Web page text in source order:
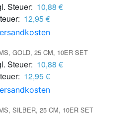
Steuer: 10,88 €
12,95 €
GOLD, 25 CM, 10ER SET
Steuer: 10,88 €
12,95 €
SILBER, 25 CM, 10ER SET